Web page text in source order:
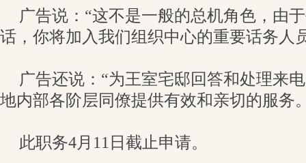
广告说：“这不是一般的总机角色，由
话，你将加入我们组织中心的重要话务人
广告还说：“为王室宅邸回答和处理来
地内部各阶层同僚提供有效和亲切的服务
此职务4月11日截止申请。